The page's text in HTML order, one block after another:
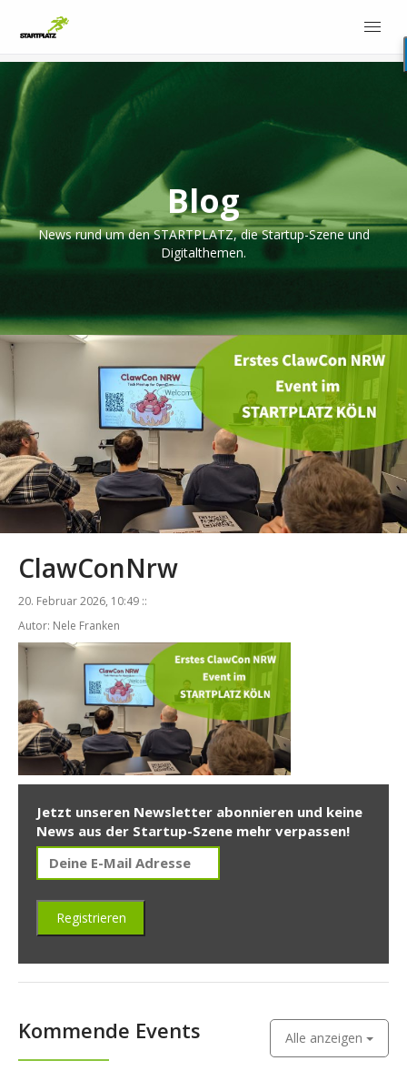
Blog
News rund um den STARTPLATZ, die Startup-Szene und
Digitalthemen.
ClawConNrw
20. Februar 2026, 10:49 ::
Autor: Nele Franken
Jetzt unseren Newsletter abonnieren und keine
News aus der Startup-Szene mehr verpassen!
Kommende Events Alle anzeigen